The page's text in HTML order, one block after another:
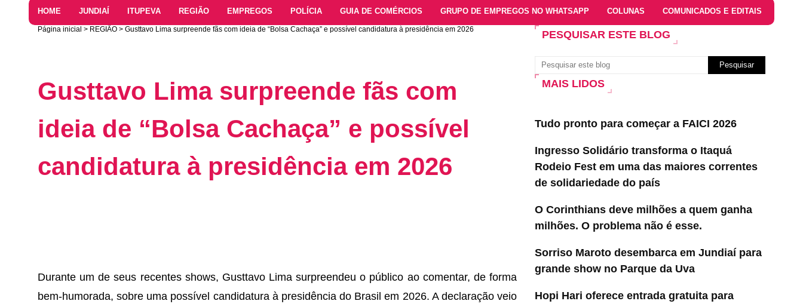
HOME JUNDIAÍ ITUPEVA REGIÃO EMPREGOS POLÍCIA GUIA DE COMÉRCIOS GRUPO DE EMPREGOS NO WHATSAPP COLUNAS COMUNICADOS E EDITAIS
Página inicial REGIÃO Gusttavo Lima surpreende fãs com ideia de “Bolsa Cachaça” e possível candidatura à presidência em 2026
Gusttavo Lima surpreende fãs com
ideia de “Bolsa Cachaça” e possível
candidatura à presidência em 2026
Durante um de seus recentes shows, Gusttavo Lima surpreendeu o público ao comentar, de forma
bem-humorada, sobre uma possível candidatura à presidência do Brasil em 2026. A declaração veio
PESQUISAR ESTE BLOG
MAIS LIDOS
Tudo pronto para começar a FAICI 2026
Ingresso Solidário transforma o Itaquá
Rodeio Fest em uma das maiores correntes
de solidariedade do país
O Corinthians deve milhões a quem ganha
milhões. O problema não é esse.
Sorriso Maroto desembarca em Jundiaí para
grande show no Parque da Uva
Hopi Hari oferece entrada gratuita para